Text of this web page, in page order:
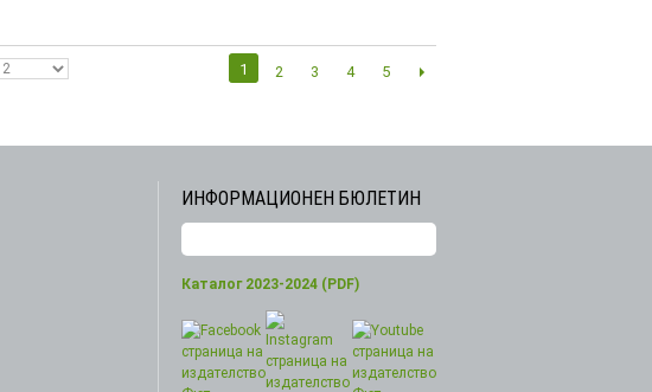
1 2 3 4 5
ИНФОРМАЦИОНЕН БЮЛЕТИН
Каталог 2023-2024 (PDF)